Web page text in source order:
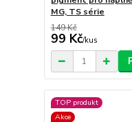
MG, TS série
149 Kč
99 Kč/kus
TOP produkt
Akce